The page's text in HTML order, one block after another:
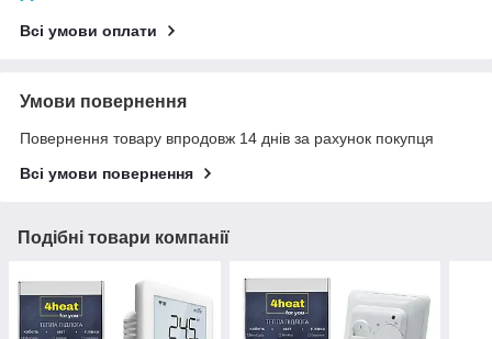
Всі умови оплати
Умови повернення
Повернення товару впродовж 14 днів за рахунок покупця
Всі умови повернення
Подібні товари компанії